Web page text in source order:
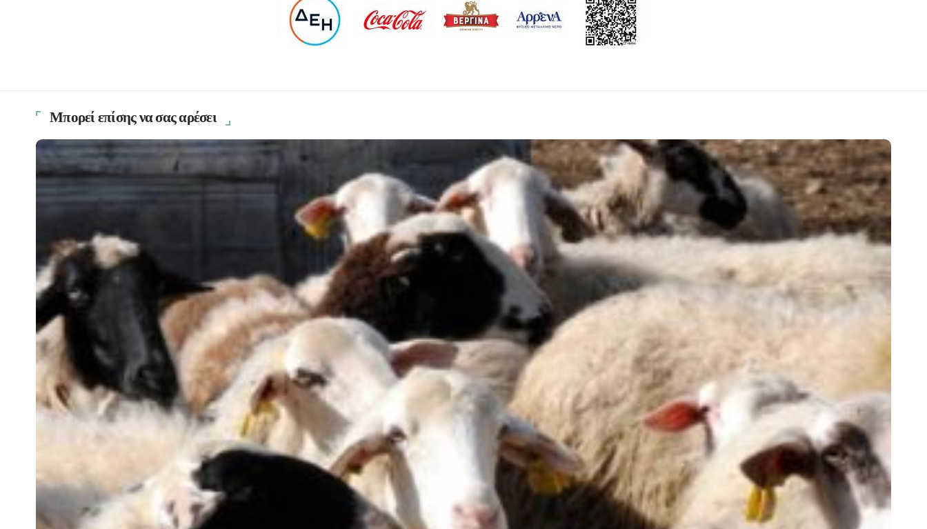
Μπορεί επίσης να σας αρέσει